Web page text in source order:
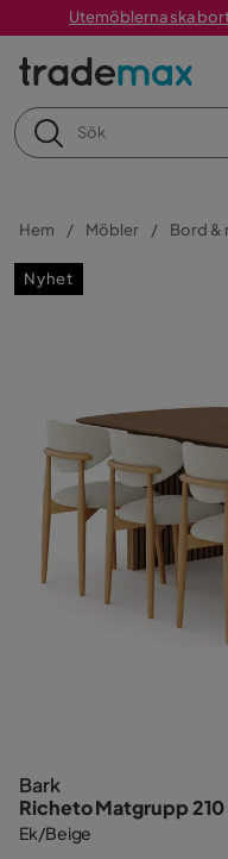
Utemöblerna ska
Hem Möbler Bord &
Nyhet
Bark
Richeto Matgrupp
Ek/Beige